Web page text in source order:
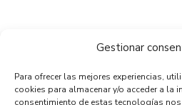
Gestionar
Para ofrecer las mejores experiencias,
cookies para almacenar y/o acceder a
consentimiento de estas tecnologías